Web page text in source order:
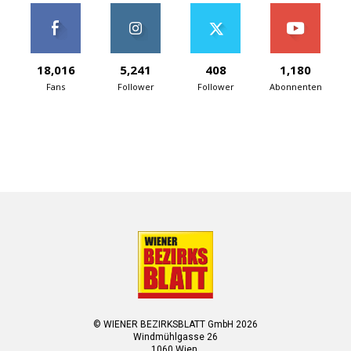
18,016
Fans
5,241
Follower
408
Follower
1,180
Abonnenten
© WIENER BEZIRKSBLATT GmbH 2026
Windmühlgasse 26